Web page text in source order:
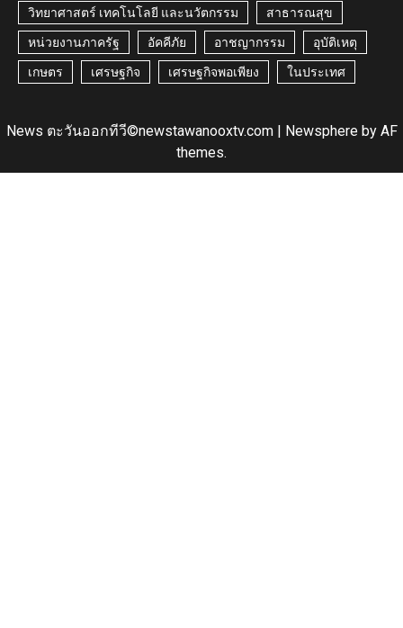
วิทยาศาสตร์ เทคโนโลยี และนวัตกรรม สาธารณสุข
หน่วยงานภาครัฐ อัคคีภัย อาชญากรรม อุบัติเหตุ
เกษตร เศรษฐกิจ เศรษฐกิจพอเพียง ในประเทศ
News ตะวันออกทีวี©newstawanooxtv.com | Newsphereby AF
themes.